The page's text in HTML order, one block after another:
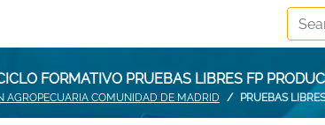
FORMATIVO PRUEBAS LIBRES FP
AGROPECUARIA COMUNIDAD DE MADRID PRUEBAS